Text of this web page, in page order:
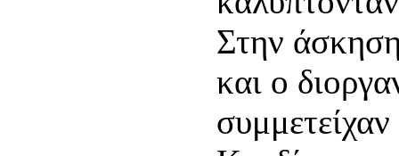
Στην
και ο